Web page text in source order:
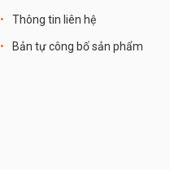
Thông tin liên hệ
Bản tự công bố sản phẩm